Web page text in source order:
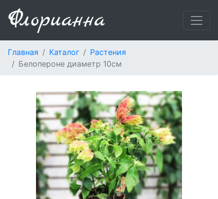
Главная Каталог
Растения
Белопероне диаметр 10см